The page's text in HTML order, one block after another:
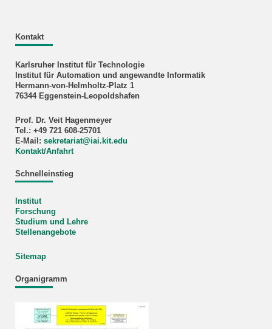
Kontakt
Karlsruher Institut für Technologie
Institut für Automation und angewandte Informatik
Hermann-von-Helmholtz-Platz 1
76344 Eggenstein-Leopoldshafen
Prof. Dr. Veit Hagenmeyer
Tel.: +49 721 608-25701
E-Mail: sekretariat@iai.kit.edu
Kontakt/Anfahrt
Schnelleinstieg
Institut
Forschung
Studium und Lehre
Stellenangebote
Sitemap
Organigramm